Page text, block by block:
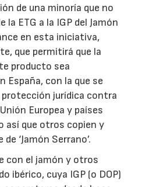
de una minoría que no
la ETG a la IGP del Jamón
en esta iniciativa,
que permitirá que la
producto sea
España, con la que se
protección jurídica contra
Europea y países
así que otros copien y
‘Jamón Serrano’.
con el jamón y otros
ibérico, cuya IGP (o DOP)